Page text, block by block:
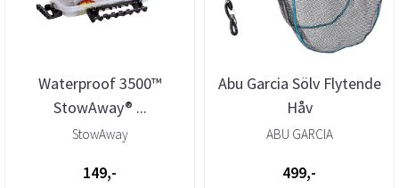
Waterproof 3500™
StowAway® ...
StowAway
149,-
Abu Garcia Sölv Flytende
Håv
ABU GARCIA
499,-